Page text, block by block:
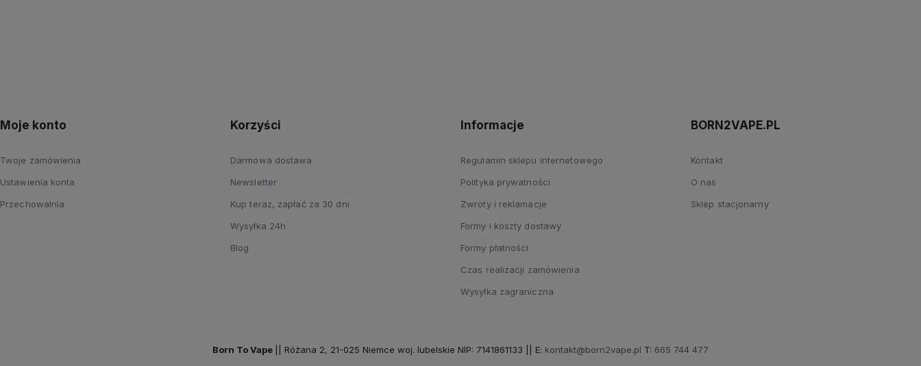
Moje konto
Twoje zamówienia
Ustawienia konta
Przechowalnia
Korzyści
Darmowa dostawa
Newsletter
Kup teraz, zapłać za 30 dni
Wysyłka 24h
Blog
Informacje
Regulamin sklepu internetowego
Polityka prywatności
Zwroty i reklamacje
Formy i koszty dostawy
Formy płatności
Czas realizacji zamówienia
Wysyłka zagraniczna
BORN2VAPE.PL
Kontakt
O nas
Sklep stacjonarny
Born To Vape || Różana 2, 21-025 Niemce woj. lubelskie NIP: 7141861133 || E: kontakt@born2vape.pl T: 665 744 477